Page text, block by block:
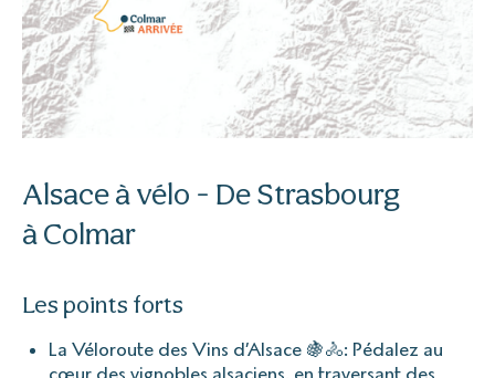
Alsace à vélo - De Strasbourg
à Colmar
Les points forts
La Véloroute des Vins d’Alsace 🍇🚴: Pédalez au
cœur des vignobles alsaciens, en traversant des